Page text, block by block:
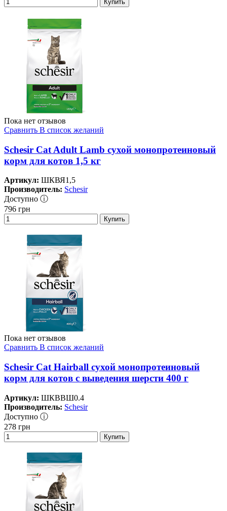
Купить
Пока нет отзывов
Сравнить В список желаний
Schesir Cat Adult Lamb сухой монопротеиновый
корм для котов 1,5 кг
Артикул: ШКВЯ1,5
Производитель: Schesir
Доступно ⓘ
796 грн
Купить
Пока нет отзывов
Сравнить В список желаний
Schesir Cat Hairball сухой монопротеиновый
корм для котов с выведения шерсти 400 г
Артикул: ШКВВШ0.4
Производитель: Schesir
Доступно ⓘ
278 грн
Купить